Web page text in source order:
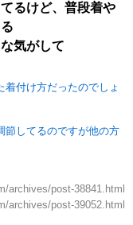
るけど、普段着や
気がして
付け方だったのでしょ
節してるのですが他の方
archives/post-38841.html
archives/post-39052.html